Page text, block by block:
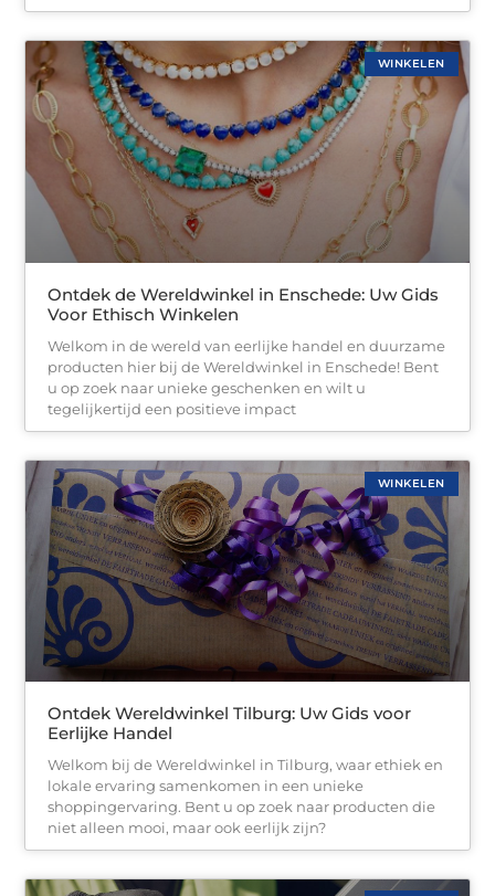
WINKELEN
Ontdek de Wereldwinkel in Enschede: Uw Gids
Voor Ethisch Winkelen
Welkom in de wereld van eerlijke handel en duurzame
producten hier bij de Wereldwinkel in Enschede! Bent
u op zoek naar unieke geschenken en wilt u
tegelijkertijd een positieve impact
WINKELEN
Ontdek Wereldwinkel Tilburg: Uw Gids voor
Eerlijke Handel
Welkom bij de Wereldwinkel in Tilburg, waar ethiek en
lokale ervaring samenkomen in een unieke
shoppingervaring. Bent u op zoek naar producten die
niet alleen mooi, maar ook eerlijk zijn?